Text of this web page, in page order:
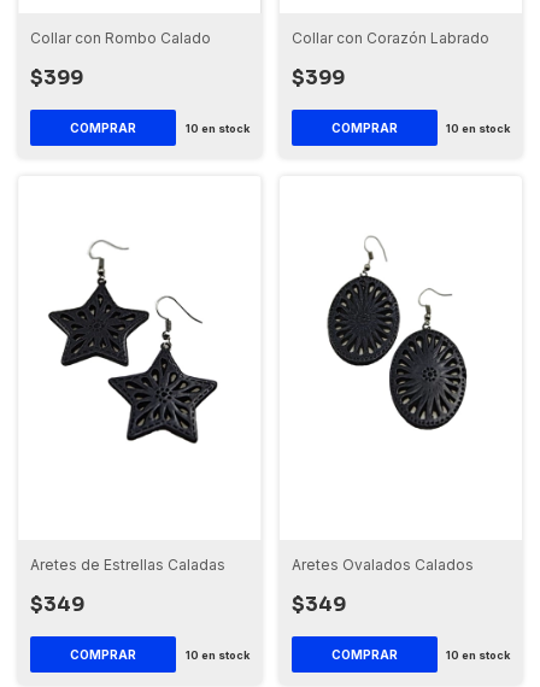
Collar con Rombo Calado
$399
10 en stock
Collar con Corazón Labrado
$399
10 en stock
Aretes de Estrellas Caladas
$349
10 en stock
Aretes Ovalados Calados
$349
10 en stock